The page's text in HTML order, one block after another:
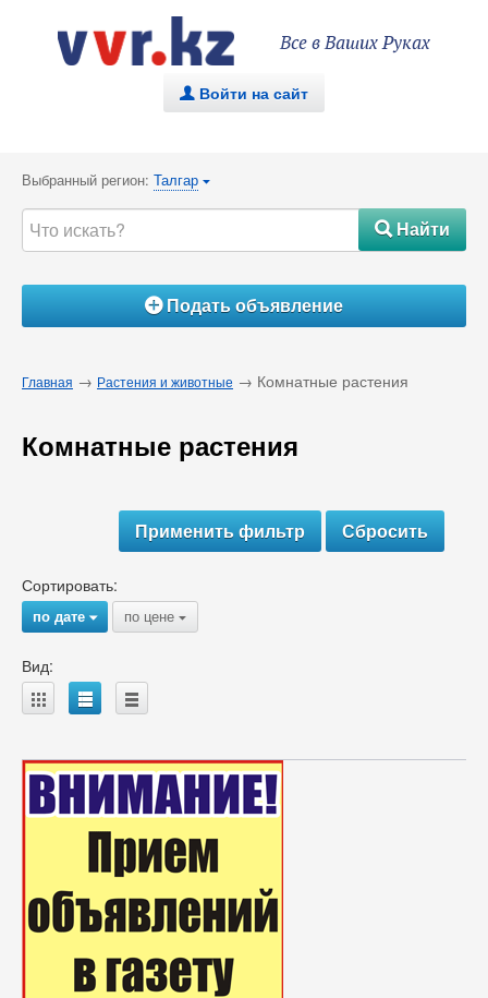
Все в Ваших Руках
. Войти на сайт
Выбранный регион: Талгар {
#Найти
ÁПодать объявление
Главная → Растения и животные → Комнатные растения
Комнатные растения
Сортировать:
по дате{ по цене {
Вид:
A B C